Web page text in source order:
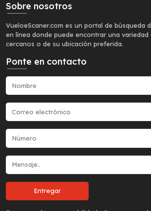
Sobre nosotros
VueloeScaner.com es un portal de búsqueda
en línea donde puede encontrar una variedad
cercanos o de su ubicación preferida.
Ponte en contacto